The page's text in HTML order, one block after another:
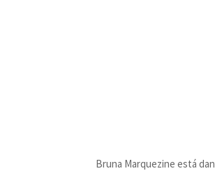
Bruna Marquezine está